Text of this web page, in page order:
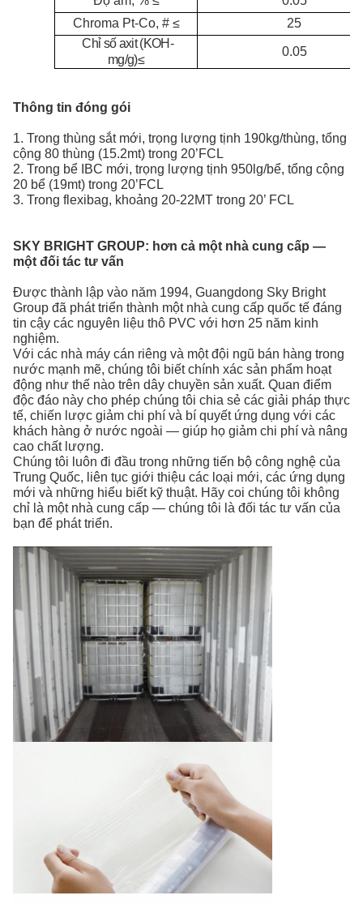
Chroma Pt-Co, # ≤
25
Chỉ số axit (KOH-
mg/g)≤
0.05
Thông tin đóng gói
1. Trong thùng sắt mới, trọng lượng tịnh 190kg/thùng, tổng
cộng 80 thùng (15.2mt) trong 20’FCL
2. Trong bể IBC mới, trọng lượng tịnh 950lg/bể, tổng cộng
20 bể (19mt) trong 20’FCL
3. Trong flexibag, khoảng 20-22MT trong 20’ FCL
SKY BRIGHT GROUP: hơn cả một nhà cung cấp —
một đối tác tư vấn
Được thành lập vào năm 1994, Guangdong Sky Bright
Group đã phát triển thành một nhà cung cấp quốc tế đáng
tin cậy các nguyên liệu thô PVC với hơn 25 năm kinh
nghiệm.
Với các nhà máy cán riêng và một đội ngũ bán hàng trong
nước mạnh mẽ, chúng tôi biết chính xác sản phẩm hoạt
động như thế nào trên dây chuyền sản xuất. Quan điểm
độc đáo này cho phép chúng tôi chia sẻ các giải pháp thực
tế, chiến lược giảm chi phí và bí quyết ứng dụng với các
khách hàng ở nước ngoài — giúp họ giảm chi phí và nâng
cao chất lượng.
Chúng tôi luôn đi đầu trong những tiến bộ công nghệ của
Trung Quốc, liên tục giới thiệu các loại mới, các ứng dụng
mới và những hiểu biết kỹ thuật. Hãy coi chúng tôi không
chỉ là một nhà cung cấp — chúng tôi là đối tác tư vấn của
bạn để phát triển.